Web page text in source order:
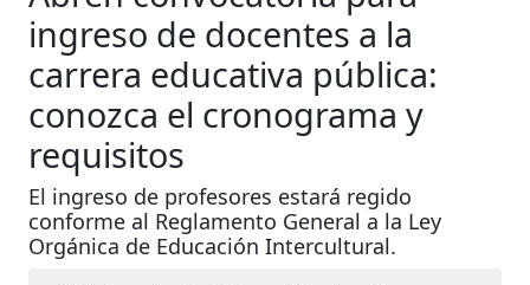
ingreso de docentes a la
carrera educativa pública:
conozca el cronograma y
requisitos
El ingreso de profesores estará regido
conforme al Reglamento General a la Ley
Orgánica de Educación Intercultural.